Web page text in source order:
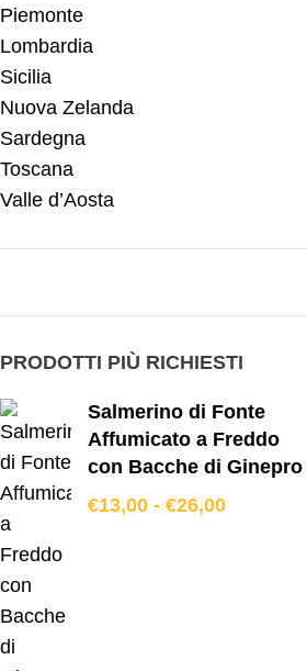
Piemonte
Lombardia
Sicilia
Nuova Zelanda
Sardegna
Toscana
Valle d’Aosta
PRODOTTI PIÙ RICHIESTI
Salmerino di Fonte
Affumicato a Freddo
con Bacche di Ginepro
€13,00 - €26,00